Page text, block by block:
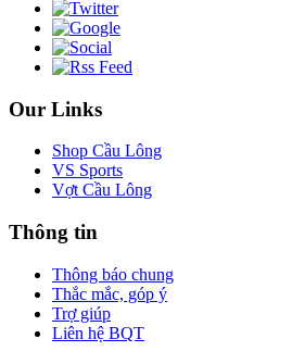
Our Links
Shop Cầu Lông
VS Sports
Vợt Cầu Lông
Thông tin
Thông báo chung
Thắc mắc, góp ý
Trợ giúp
Liên hệ BQT